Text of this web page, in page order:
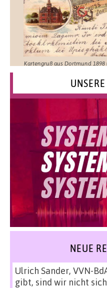
Kartengruß aus Dortmund
NEUE
Ulrich Sander, VVN-
gibt, sind wir nicht